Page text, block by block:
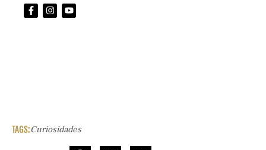
TAGS:Curiosidades